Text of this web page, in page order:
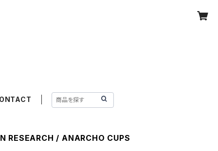
RESEARCH / ANARCHO CUPS